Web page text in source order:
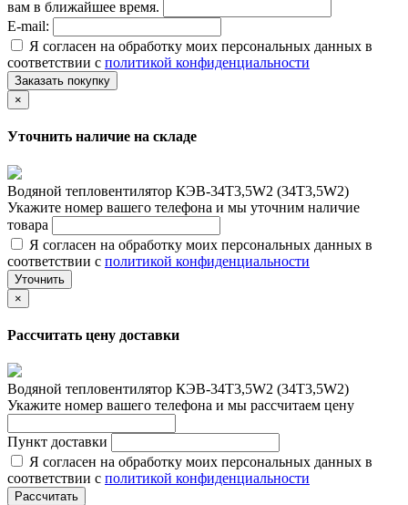
вам в ближайшее время.
E-mail:
Я согласен на обработку моих персональных данных в
соответствии с политикой конфиденциальности
Заказать покупку
×
Уточнить наличие на складе
Водяной тепловентилятор КЭВ-34T3,5W2 (34Т3,5W2)
Укажите номер вашего телефона и мы уточним наличие
товара
Я согласен на обработку моих персональных данных в
соответствии с политикой конфиденциальности
Уточнить
×
Рассчитать цену доставки
Водяной тепловентилятор КЭВ-34T3,5W2 (34Т3,5W2)
Укажите номер вашего телефона и мы рассчитаем цену
Пункт доставки
Я согласен на обработку моих персональных данных в
соответствии с политикой конфиденциальности
Рассчитать